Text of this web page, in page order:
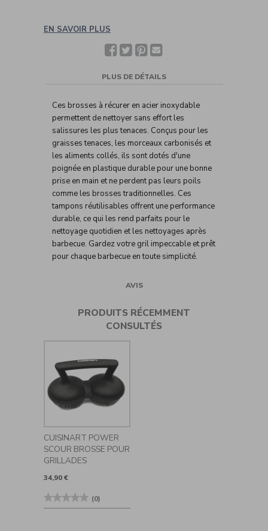
EN SAVOIR PLUS
Facebook
TwitterPinterestPartager
avec
ami(e)
PLUS DE DÉTAILS
Ces brosses à récurer en acier inoxydable
permettent de nettoyer sans effort les
salissures les plus tenaces. Conçus pour les
graisses tenaces, les morceaux carbonisés et
les aliments collés, ils sont dotés d'une
poignée en plastique durable pour une bonne
prise en main et ne perdent pas leurs poils
comme les brosses traditionnelles. Ces
tampons réutilisables offrent une performance
durable, ce qui les rend parfaits pour le
nettoyage quotidien et les nettoyages après
barbecue. Gardez votre gril impeccable et prêt
pour chaque barbecue en toute simplicité.
AVIS
PRODUITS RÉCEMMENT
CONSULTÉS
CUISINART POWER
SCOUR BROSSE POUR
GRILLADES
34,90 €
★★★★★
★★★★★
Aucune
(0)